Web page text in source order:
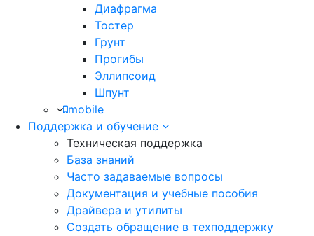
Диафрагма
Тостер
Грунт
Прогибы
Эллипсоид
Шпунт
mobile
Поддержка и обучение
Техническая поддержка
База знаний
Часто задаваемые вопросы
Документация и учебные пособия
Драйвера и утилиты
Создать обращение в техподдержку